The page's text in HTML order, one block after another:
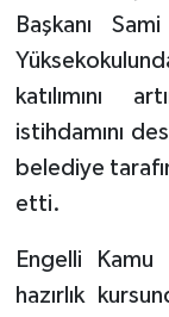
Başkanı
katılımını
istihdamını
belediye
etti.
Engelli Kamu
hazırlık